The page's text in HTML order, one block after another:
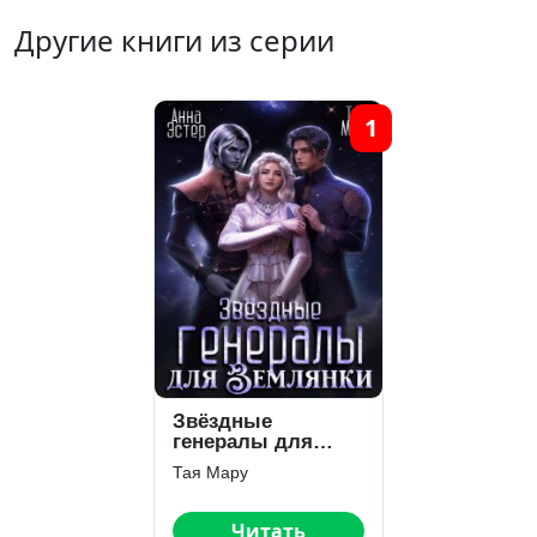
Другие книги из серии
Звёздные
генералы для
землянки
Тая Мару
Читать
1